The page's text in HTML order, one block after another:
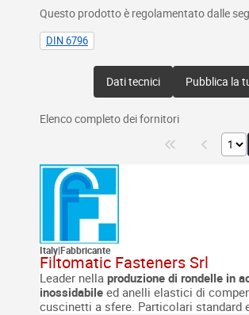
Questo prodotto è regolamentato dalle
DIN 6796
Dati tecnici Pubblica la
Elenco completo dei fornitori
Italy|Fabbricante
Filtomatic Fasteners Srl
Leader nella produzione di rondelle in
inossidabile ed anelli elastici di
cuscinetti a sfere. Particolari standard